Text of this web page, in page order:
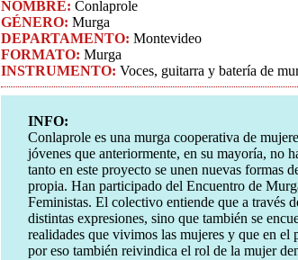
NOMBRE: Conlaprole
GÉNERO: Murga
DEPARTAMENTO: Montevideo
FORMATO: Murga
INSTRUMENTO: Voces, guitarra y batería de
INFO:
Conlaprole es una murga cooperativa de
jóvenes que anteriormente, en su mayoría, no
tanto en este proyecto se unen nuevas formas
propia. Han participado del Encuentro de
Feministas. El colectivo entiende que a través
distintas expresiones, sino que también se
realidades que vivimos las mujeres y que en el
por eso también reivindica el rol de la mujer